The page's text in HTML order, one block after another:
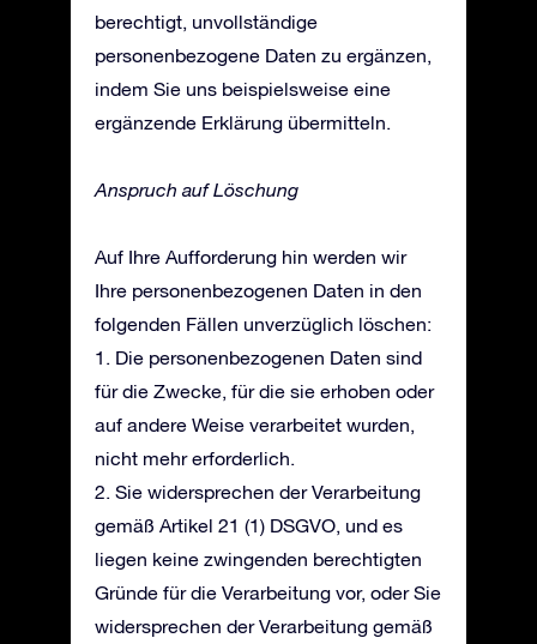
berechtigt, unvollständige
personenbezogene Daten zu ergänzen,
indem Sie uns beispielsweise eine
ergänzende Erklärung übermitteln.
Anspruch auf Löschung
Auf Ihre Aufforderung hin werden wir
Ihre personenbezogenen Daten in den
folgenden Fällen unverzüglich löschen:
1. Die personenbezogenen Daten sind
für die Zwecke, für die sie erhoben oder
auf andere Weise verarbeitet wurden,
nicht mehr erforderlich.
2. Sie widersprechen der Verarbeitung
gemäß Artikel 21 (1) DSGVO, und es
liegen keine zwingenden berechtigten
Gründe für die Verarbeitung vor, oder Sie
widersprechen der Verarbeitung gemäß